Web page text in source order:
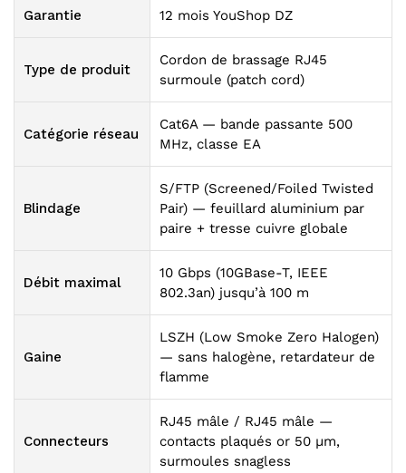
Garantie 12 mois YouShop DZ
Type de produit
Cordon de brassage RJ45
surmoule (patch cord)
Catégorie réseau
Cat6A — bande passante 500
MHz, classe EA
Blindage
S/FTP (Screened/Foiled Twisted
Pair) — feuillard aluminium par
paire + tresse cuivre globale
Débit maximal
10 Gbps (10GBase-T, IEEE
802.3an) jusqu’à 100 m
Gaine
LSZH (Low Smoke Zero Halogen)
— sans halogène, retardateur de
flamme
Connecteurs
RJ45 mâle / RJ45 mâle —
contacts plaqués or 50 µm,
surmoules snagless